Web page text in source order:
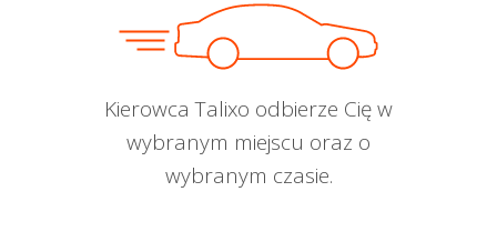
Kierowca Talixo odbierze Cię w
wybranym miejscu oraz o
wybranym czasie.